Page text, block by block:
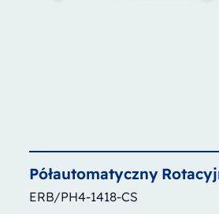
Półautomatyczny
ERB/PH4-1418-CS